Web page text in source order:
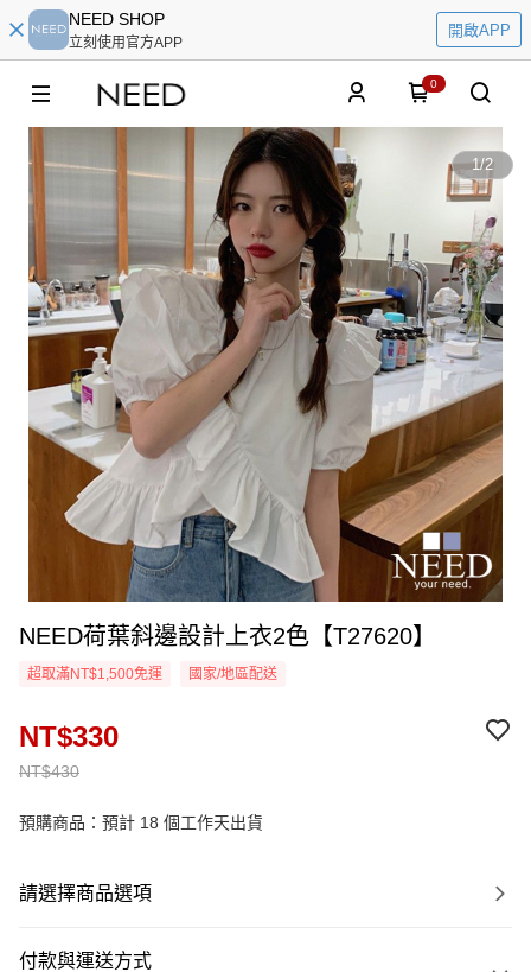
NEED SHOP
立刻使用官方APP
開啟APP
0
1/2
NEED荷葉斜邊設計上衣2色【T27620】
超取滿NT$1,500免運 國家/地區配送
NT$430
NT$330
預購商品：預計 18 個工作天出貨
請選擇商品選項
付款與運送方式